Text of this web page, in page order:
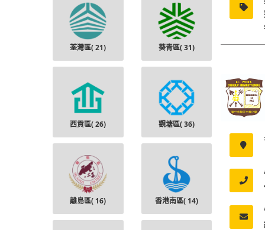
荃灣區(21) 葵青區(31)
西貢區(26) 觀塘區(36)
離島區( 16) 香港南區( 14)